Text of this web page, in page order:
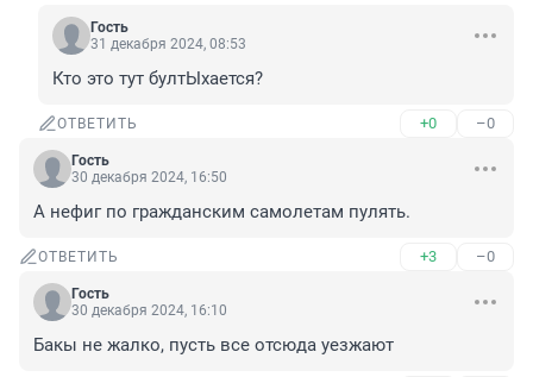
Гость
31 декабря 2024, 08:53
Кто это тут бултЫхается?
ОТВЕТИТЬ +0 –0
Гость
30 декабря 2024, 16:50
А нефиг по гражданским самолетам пулять.
ОТВЕТИТЬ +3 –0
Гость
30 декабря 2024, 16:10
Бакы не жалко, пусть все отсюда уезжают